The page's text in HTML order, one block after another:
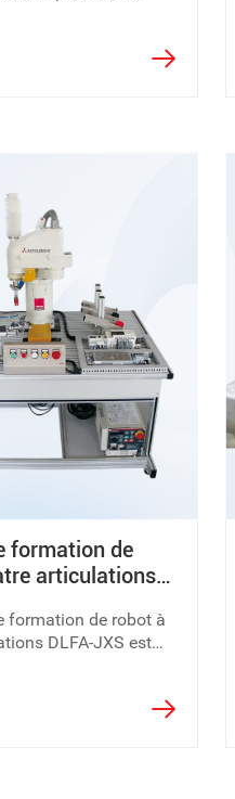
transmission
formation de
articulations
formation de robot à
DLFA-JXS est
industrielle.